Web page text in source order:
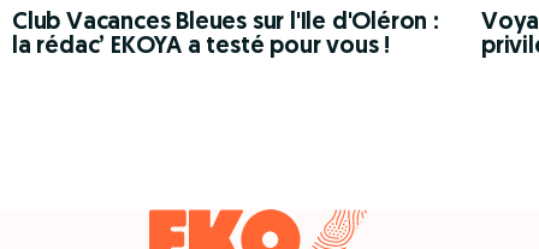
Club Vacances Bleues sur l'Ile d'Oléron :
la rédac’ EKOYA a testé pour vous !